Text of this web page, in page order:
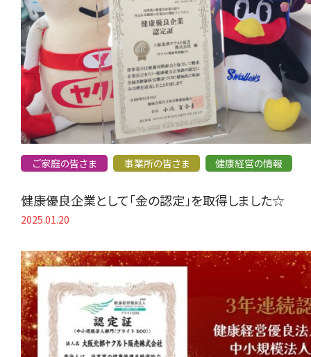
ご家庭の皆さま 事業所の皆さま 健康経営の情報
健康優良企業として「金の認定」を取得しました☆
2025.01.20